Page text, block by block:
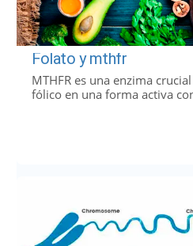
Folato y mthfr
MTHFR es una enzima
fólico en una forma activa